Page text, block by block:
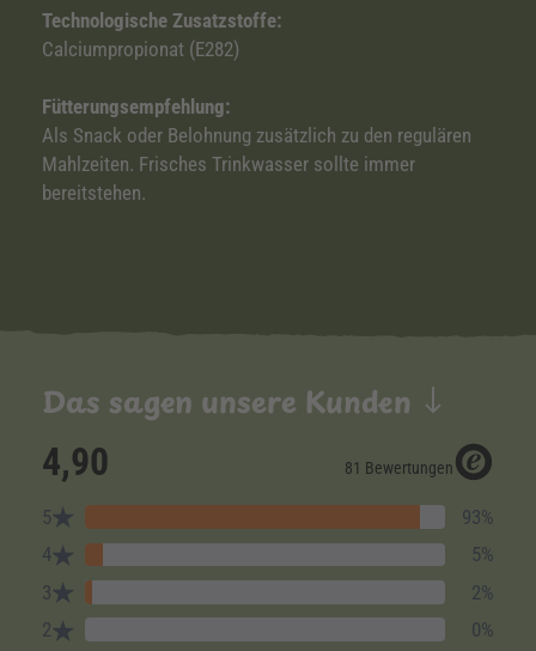
Technologische Zusatzstoffe:
Calciumpropionat (E282)
Fütterungsempfehlung:
Als Snack oder Belohnung zusätzlich zu den regulären
Mahlzeiten. Frisches Trinkwasser sollte immer
bereitstehen.
Das sagen unsere Kunden